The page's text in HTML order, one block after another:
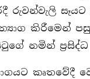
රුවන්වැලි
කිරීමෙන්
නමින්
කෘතවේදී